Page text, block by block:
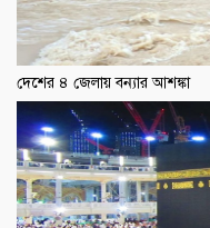
দেশের ৪ জেলায় বন্যার আশঙ্কা